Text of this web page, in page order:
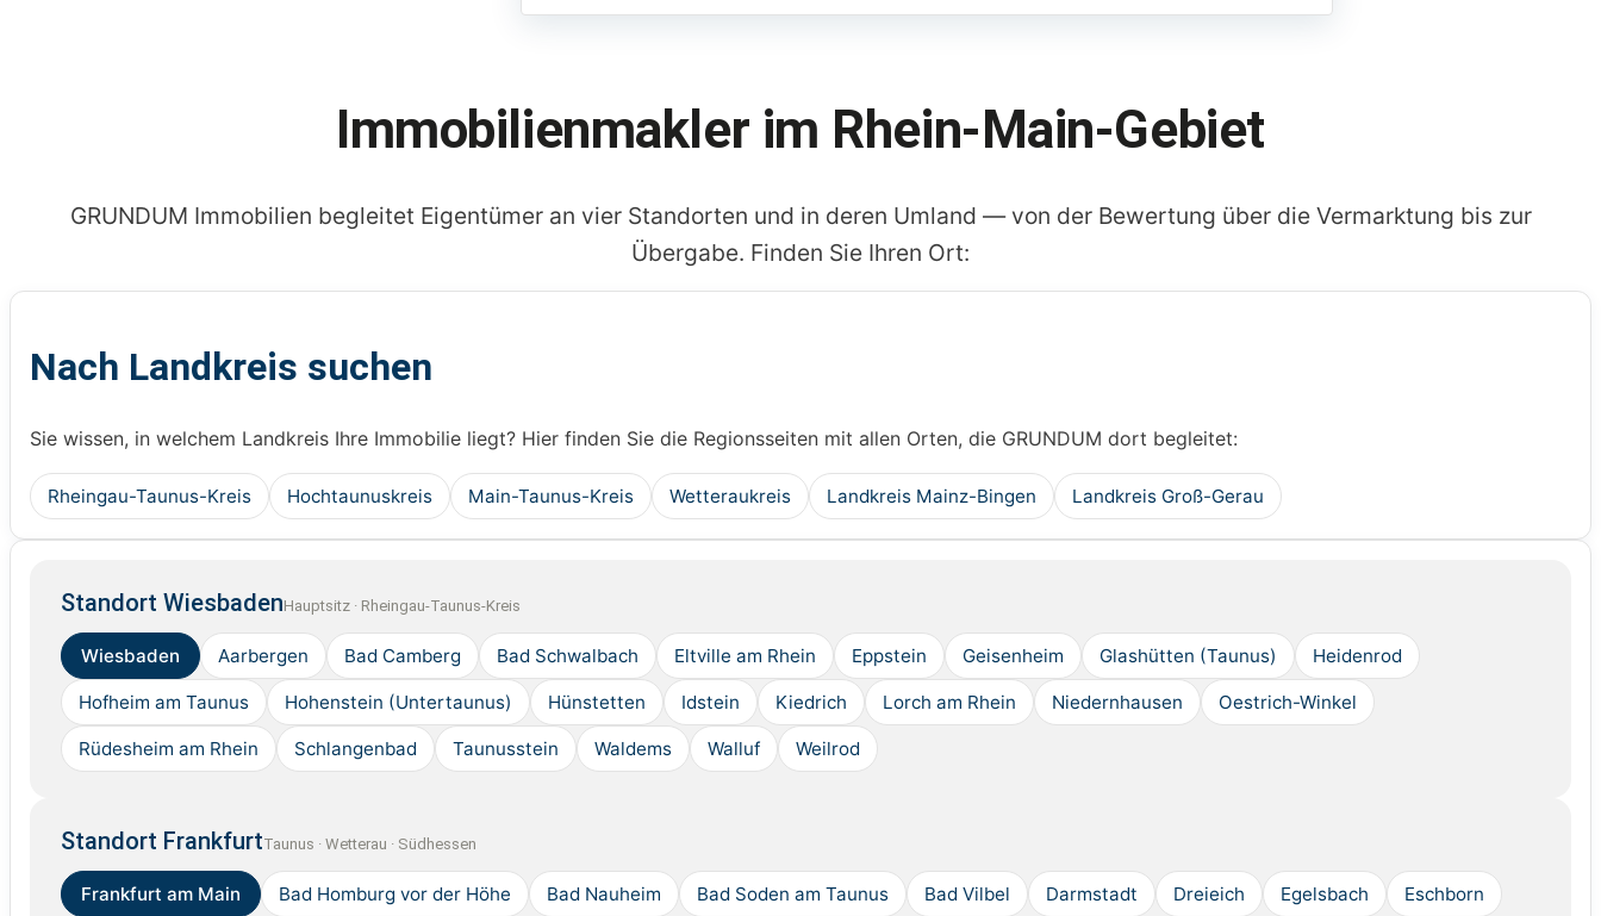
Immobilienmakler im Rhein-Main-Gebiet
GRUNDUM Immobilien begleitet Eigentümer an vier Standorten und in deren Umland — von der Bewertung über die Vermarktung bis zur
Übergabe. Finden Sie Ihren Ort:
Nach Landkreis suchen
Sie wissen, in welchem Landkreis Ihre Immobilie liegt? Hier finden Sie die Regionsseiten mit allen Orten, die GRUNDUM dort begleitet:
Rheingau-Taunus-Kreis Hochtaunuskreis Main-Taunus-Kreis Wetteraukreis Landkreis Mainz-Bingen Landkreis Groß-Gerau
Standort WiesbadenHauptsitz · Rheingau-Taunus-Kreis
Wiesbaden Aarbergen Bad Camberg Bad Schwalbach Eltville am Rhein Eppstein Geisenheim Glashütten (Taunus) Heidenrod
Hofheim am Taunus Hohenstein (Untertaunus) Hünstetten Idstein Kiedrich Lorch am Rhein Niedernhausen Oestrich-Winkel
Rüdesheim am Rhein Schlangenbad Taunusstein Waldems Walluf Weilrod
Standort FrankfurtTaunus · Wetterau · Südhessen
Frankfurt am Main Bad Homburg vor der Höhe Bad Nauheim Bad Soden am Taunus Bad Vilbel Darmstadt Dreieich Egelsbach Eschborn